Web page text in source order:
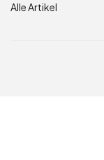
Alle Artikel